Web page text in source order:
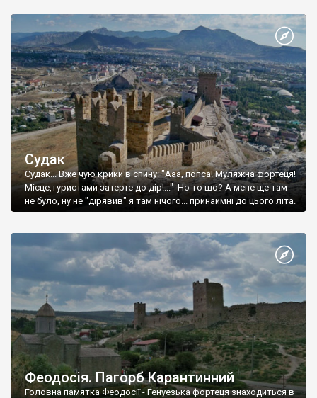
Судак
Судак... Вже чую крики в спину: "Ааа, попса! Муляжна фортеця!
Місце,туристами затерте до дір!..." Но то шо? А мене ще там
не було, ну не "дірявив" я там нічого... принаймні до цього літа.
Феодосія. Пагорб Карантинний
Головна памятка Феодосії - Генуезька фортеця знаходиться в